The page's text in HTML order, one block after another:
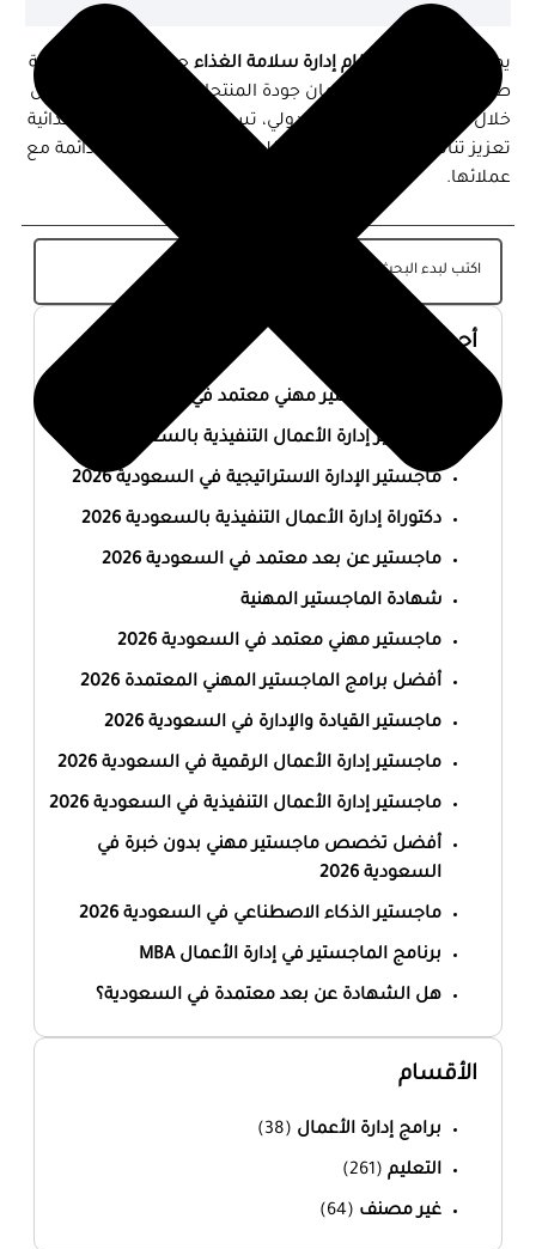
يمثل
حجر الزاوية في حماية
صحة المستهلكين وضمان جودة المنتجات الغذائية عالميًا. ومن
خلال الالتزام بهذا المعيار الدولي، تستطيع المؤسسات الغذائية
تعزيز تنافسيتها في السوق، تقليل المخاطر، وبناء ثقة دائمة مع
عملائها.
أحدث المقالات
أفضل ماجستير مهني معتمد في السعودية 2026
ماجستير إدارة الأعمال التنفيذية بالسعودية 2026
ماجستير الإدارة الاستراتيجية في السعودية 2026
دكتوراة إدارة الأعمال التنفيذية بالسعودية 2026
ماجستير عن بعد معتمد في السعودية 2026
شهادة الماجستير المهنية
ماجستير مهني معتمد في السعودية 2026
أفضل برامج الماجستير المهني المعتمدة 2026
ماجستير القيادة والإدارة في السعودية 2026
ماجستير إدارة الأعمال الرقمية في السعودية 2026
ماجستير إدارة الأعمال التنفيذية في السعودية 2026
أفضل تخصص ماجستير مهني بدون خبرة في
السعودية 2026
ماجستير الذكاء الاصطناعي في السعودية 2026
برنامج الماجستير في إدارة الأعمال MBA
هل الشهادة عن بعد معتمدة في السعودية؟
الأقسام
برامج إدارة الأعمال (38)
التعليم (261)
غير مصنف (64)